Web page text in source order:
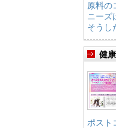
原料の
ニーズ
そうし
健
ポスト